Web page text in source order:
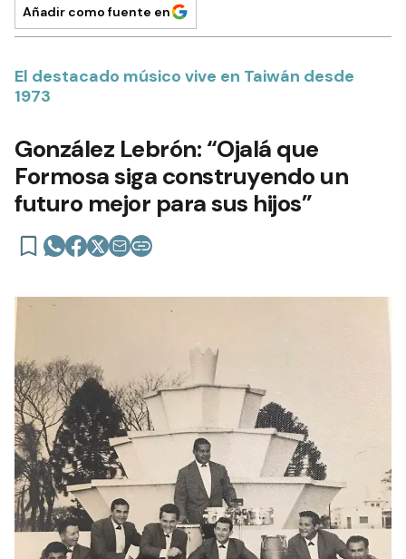
Añadir como fuente en
El destacado músico vive en Taiwán desde
1973
González Lebrón: “Ojalá que
Formosa siga construyendo un
futuro mejor para sus hijos”